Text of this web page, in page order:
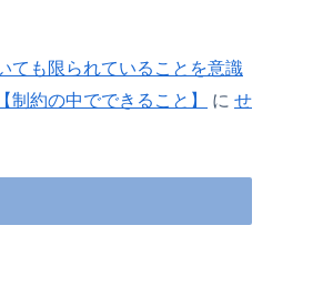
ても限られていることを意識
制約の中でできること】
に せ